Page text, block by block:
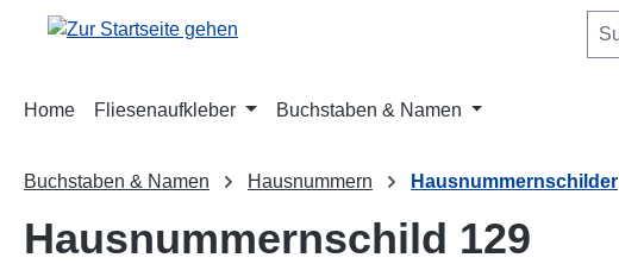
Hauptinhalt springen
Zur Suche springen
Zur Hauptnavigation springen
Home Fliesenaufkleber Buchstaben & Namen
Buchstaben & Namen Hausnummern Hausnummernschilder
Hausnummernschild 129